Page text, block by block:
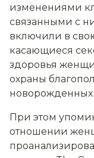
изменениями
связанными с
включили в
касающиеся
здоровья
охраны
новорожденных
При этом
отношении